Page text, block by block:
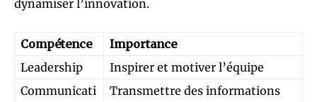
dynamiser l’innovation.
Compétence
Importance
Leadership
Inspirer et motiver l’équipe
Communicati
Transmettre des informations